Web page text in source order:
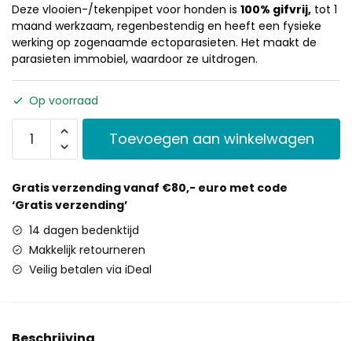
Deze vlooien-/tekenpipet voor honden is 100% gifvrij, tot 1
maand werkzaam, regenbestendig en heeft een fysieke
werking op zogenaamde ectoparasieten. Het maakt de
parasieten immobiel, waardoor ze uitdrogen.
Op voorraad
Toevoegen aan winkelwagen
Gratis verzending vanaf €80,- euro met code
‘Gratis verzending’
14 dagen bedenktijd
Makkelijk retourneren
Veilig betalen via iDeal